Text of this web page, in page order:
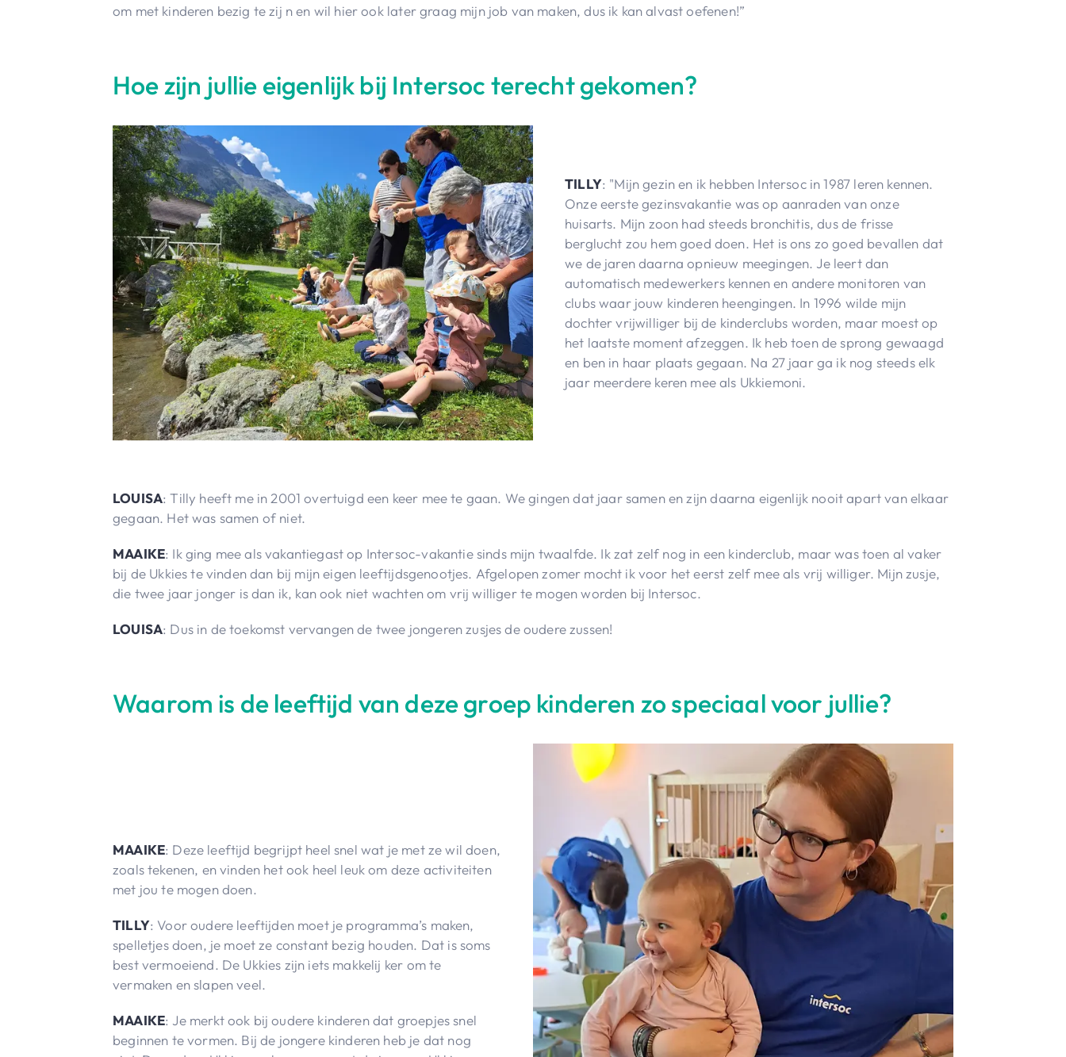
om met kinderen bezig te zij n en wil hier ook later graag mijn job van maken, dus ik kan alvast oefenen!”
Hoe zijn jullie eigenlijk bij Intersoc terecht gekomen?
TILLY: "Mijn gezin en ik hebben Intersoc in 1987 leren kennen.
Onze eerste gezinsvakantie was op aanraden van onze
huisarts. Mijn zoon had steeds bronchitis, dus de frisse
berglucht zou hem goed doen. Het is ons zo goed bevallen dat
we de jaren daarna opnieuw meegingen. Je leert dan
automatisch medewerkers kennen en andere monitoren van
clubs waar jouw kinderen heengingen. In 1996 wilde mijn
dochter vrijwilliger bij de kinderclubs worden, maar moest op
het laatste moment afzeggen. Ik heb toen de sprong gewaagd
en ben in haar plaats gegaan. Na 27 jaar ga ik nog steeds elk
jaar meerdere keren mee als Ukkiemoni.
LOUISA: Tilly heeft me in 2001 overtuigd een keer mee te gaan. We gingen dat jaar samen en zijn daarna eigenlijk nooit apart van elkaar
gegaan. Het was samen of niet.
MAAIKE: Ik ging mee als vakantiegast op Intersoc-vakantie sinds mijn twaalfde. Ik zat zelf nog in een kinderclub, maar was toen al vaker
bij de Ukkies te vinden dan bij mijn eigen leeftijdsgenootjes. Afgelopen zomer mocht ik voor het eerst zelf mee als vrij williger. Mijn zusje,
die twee jaar jonger is dan ik, kan ook niet wachten om vrij williger te mogen worden bij Intersoc.
LOUISA: Dus in de toekomst vervangen de twee jongeren zusjes de oudere zussen!
Waarom is de leeftijd van deze groep kinderen zo speciaal voor jullie?
MAAIKE: Deze leeftijd begrijpt heel snel wat je met ze wil doen,
zoals tekenen, en vinden het ook heel leuk om deze activiteiten
met jou te mogen doen.
TILLY: Voor oudere leeftijden moet je programma’s maken,
spelletjes doen, je moet ze constant bezig houden. Dat is soms
best vermoeiend. De Ukkies zijn iets makkelij ker om te
vermaken en slapen veel.
MAAIKE: Je merkt ook bij oudere kinderen dat groepjes snel
beginnen te vormen. Bij de jongere kinderen heb je dat nog